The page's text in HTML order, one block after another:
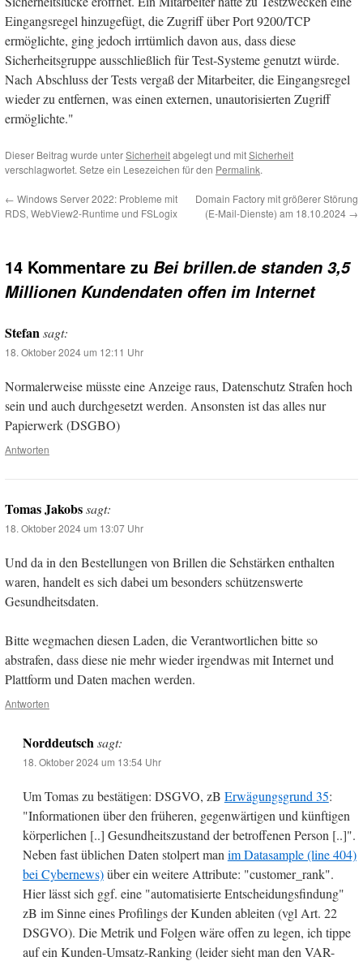
Eingangsregel hinzugefügt, die Zugriff über Port 9200/TCP
ermöglichte, ging jedoch irrtümlich davon aus, dass diese
Sicherheitsgruppe ausschließlich für Test-Systeme genutzt würde.
Nach Abschluss der Tests vergaß der Mitarbeiter, die Eingangsregel
wieder zu entfernen, was einen externen, unautorisierten Zugriff
ermöglichte."
Dieser Beitrag wurde unterSicherheitabgelegt und mitSicherheit
verschlagwortet. Setze ein Lesezeichen für den Permalink.
← Windows Server 2022: Probleme mit
RDS, WebView2-Runtime und FSLogix
Domain Factory mit größerer Störung
(E-Mail-Dienste) am 18.10.2024 →
14 Kommentare zu Bei brillen.de standen 3,5
Millionen Kundendaten offen im Internet
Stefansagt:
18. Oktober 2024 um 12:11 Uhr
Normalerweise müsste eine Anzeige raus, Datenschutz Strafen hoch
sein und auch durchgesetzt werden. Ansonsten ist das alles nur
Papierwerk (DSGBO)
Antworten
Tomas Jakobssagt:
18. Oktober 2024 um 13:07 Uhr
Und da in den Bestellungen von Brillen die Sehstärken enthalten
waren, handelt es sich dabei um besonders schützenswerte
Gesundheitsdaten.
Bitte wegmachen diesen Laden, die Verantwortlichen bitte so
abstrafen, dass diese nie mehr wieder irgendwas mit Internet und
Plattform und Daten machen werden.
Antworten
Norddeutsch sagt:
18. Oktober 2024 um 13:54 Uhr
Um Tomas zu bestätigen: DSGVO, zB Erwägungsgrund 35:
"Informationen über den früheren, gegenwärtigen und künftigen
körperlichen [..] Gesundheitszustand der betroffenen Person [..]".
Neben fast üblichen Daten stolpert man im Datasample (line 404)
bei Cybernews)über ein weitere Attribute: "customer_rank".
Hier lässt sich ggf. eine "automatisierte Entscheidungsfindung"
zB im Sinne eines Profilings der Kunden ableiten (vgl Art. 22
DSGVO). Die Metrik und Folgen wäre offen zu legen, ich tippe
auf ein Kunden-Umsatz-Ranking (leider sieht man den VAR-